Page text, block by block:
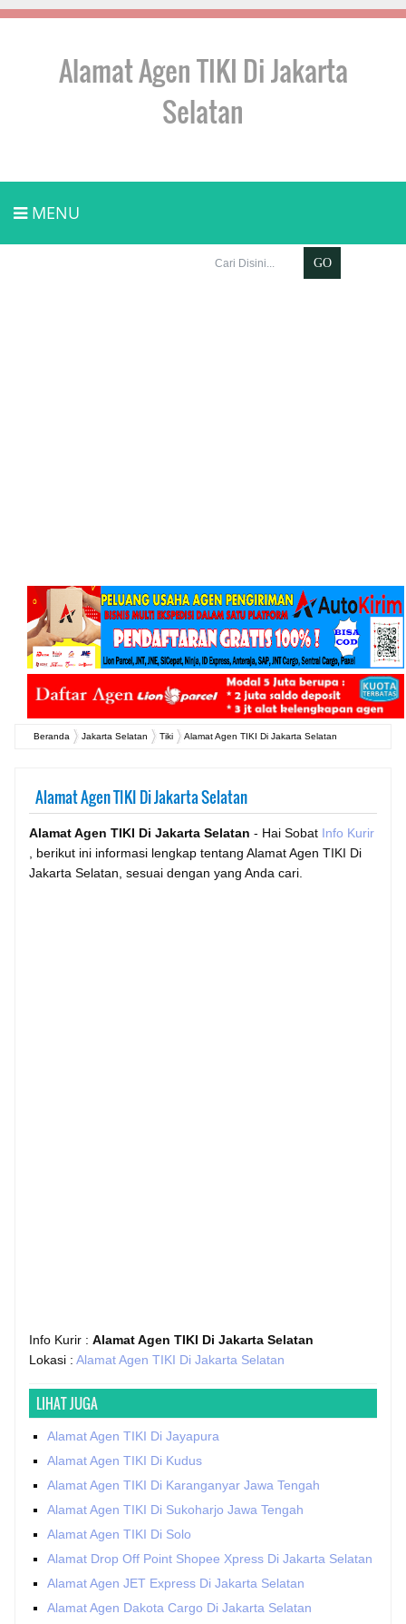
Alamat Agen TIKI Di Jakarta
Selatan
MENU
Beranda Jakarta Selatan Tiki Alamat Agen TIKI Di Jakarta Selatan
Alamat Agen TIKI Di Jakarta Selatan
Alamat Agen TIKI Di Jakarta Selatan - Hai Sobat Info Kurir
, berikut ini informasi lengkap tentang Alamat Agen TIKI Di
Jakarta Selatan, sesuai dengan yang Anda cari.
Info Kurir : Alamat Agen TIKI Di Jakarta Selatan
Lokasi : Alamat Agen TIKI Di Jakarta Selatan
LIHAT JUGA
Alamat Agen TIKI Di Jayapura
Alamat Agen TIKI Di Kudus
Alamat Agen TIKI Di Karanganyar Jawa Tengah
Alamat Agen TIKI Di Sukoharjo Jawa Tengah
Alamat Agen TIKI Di Solo
Alamat Drop Off Point Shopee Xpress Di Jakarta Selatan
Alamat Agen JET Express Di Jakarta Selatan
Alamat Agen Dakota Cargo Di Jakarta Selatan